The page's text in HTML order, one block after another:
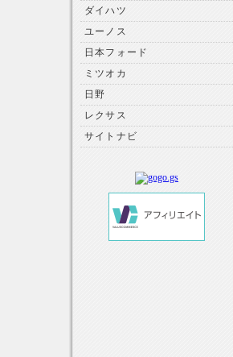
ダイハツ
ユーノス
日本フォード
ミツオカ
日野
レクサス
サイトナビ